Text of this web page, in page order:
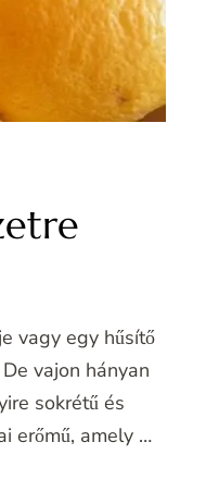
vagy egy hűsítő
vajon hányan
sokrétű és
erőmű, amely …